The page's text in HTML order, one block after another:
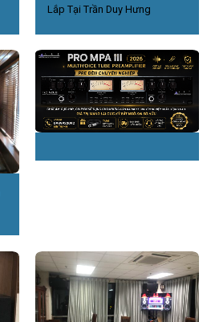
Lắp Tại Trần Duy Hưng